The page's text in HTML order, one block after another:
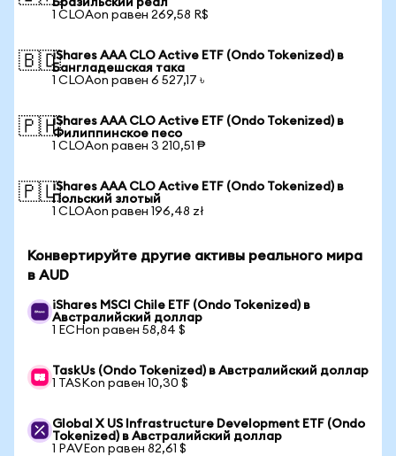
Бразильский реал
1 CLOAon равен 269,58 R$
🇧🇩iShares AAA CLO Active ETF (Ondo Tokenized) в
Бангладешская така
1 CLOAon равен 6 527,17 ৳
🇵🇭iShares AAA CLO Active ETF (Ondo Tokenized) в
Филиппинское песо
1 CLOAon равен 3 210,51 ₱
🇵🇱iShares AAA CLO Active ETF (Ondo Tokenized) в
Польский злотый
1 CLOAon равен 196,48 zł
Конвертируйте другие активы реального мира
в AUD
iShares MSCI Chile ETF (Ondo Tokenized) в
Австралийский доллар
1 ECHon равен 58,84 $
TaskUs (Ondo Tokenized) в Австралийский доллар
1 TASKon равен 10,30 $
Global X US Infrastructure Development ETF (Ondo
Tokenized) в Австралийский доллар
1 PAVEon равен 82,61 $